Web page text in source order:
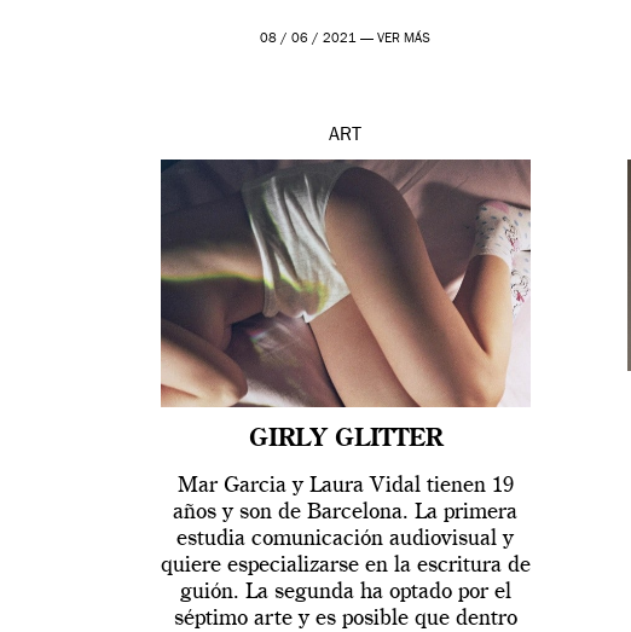
08 / 06 / 2021 —VER MÁS
ART
GIRLY GLITTER
Mar Garcia y Laura Vidal tienen 19
años y son de Barcelona. La primera
estudia comunicación audiovisual y
quiere especializarse en la escritura de
guión. La segunda ha optado por el
séptimo arte y es posible que dentro